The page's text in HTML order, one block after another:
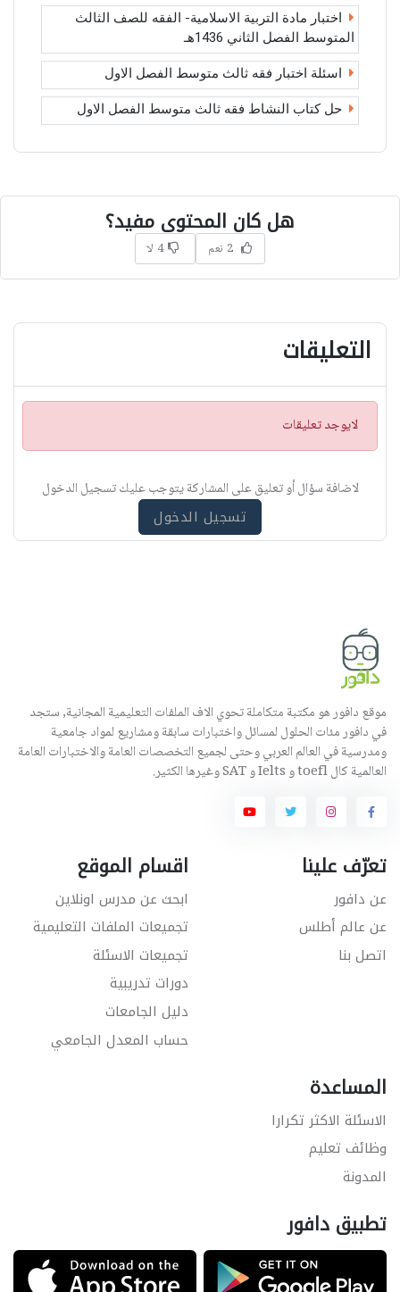
اختبار مادة التربية الاسلامية- الفقه للصف الثالث
المتوسط الفصل الثاني 1436هـ
اسئلة اختبار فقه ثالث متوسط الفصل الاول
حل كتاب النشاط فقه ثالث متوسط الفصل الاول
هل كان المحتوى مفيد؟
2 نعم 4 لا
التعليقات
ت
ن
ي
لايوجد تعليقات
لاضافة سؤال أو تعليق على المشاركة يتوجب عليك تسجيل الدخول
تسجيل الدخول
موقع دافور هو مكتبة متكاملة تحوي الاف الملفات التعليمية المجانية, ستجد
في دافور مئات الحلول لمسائل واختبارات سابقة ومشاريع لمواد جامعية
ومدرسية في العالم العربي وحتى لجميع التخصصات العامة والاختبارات العامة
العالمية كال toefl و Ielts و SAT وغيرها الكثير.
تعرّف علينا
عن دافور
عن عالم أطلس
اتصل بنا
اقسام الموقع
ابحث عن مدرس اونلاين
تجميعات الملفات التعليمية
تجميعات الاسئلة
دورات تدريبية
دليل الجامعات
حساب المعدل الجامعي
المساعدة
الاسئلة الاكثر تكرارا
وظائف تعليم
المدونة
تطبيق دافور